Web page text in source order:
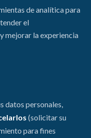
de analítica para
el
mejorar la experiencia
datos personales,
(solicitar su
para fines